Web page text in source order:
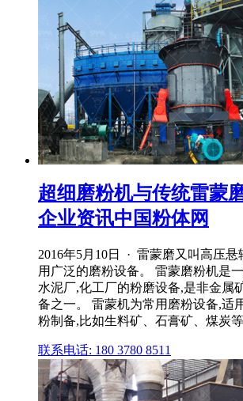
超细磨粉机与传统雷蒙
企业资讯中国粉体网
2016年5月10日 · 雷蒙磨又叫高压
用广泛的磨粉设备。 雷蒙磨粉机是
水泥厂,化工厂的粉磨设备,是非金属
备之一。 雷蒙机为常用磨粉设备,适
粉制备,比如生料矿、石膏矿、煤炭
联系电话: 180 3780 8511